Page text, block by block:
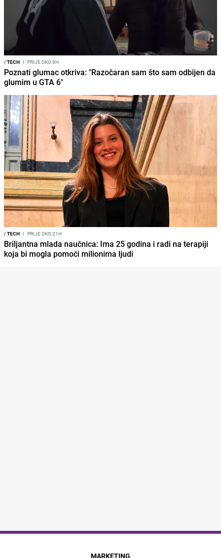
/TECH I PRIJE OKO 8H
Poznati glumac otkriva: "Razočaran sam što sam odbijen da
glumim u GTA 6"
/TECH I PRIJE OKO 21H
Briljantna mlada naučnica: Ima 25 godina i radi na terapiji
koja bi mogla pomoći milionima ljudi
MARKETING